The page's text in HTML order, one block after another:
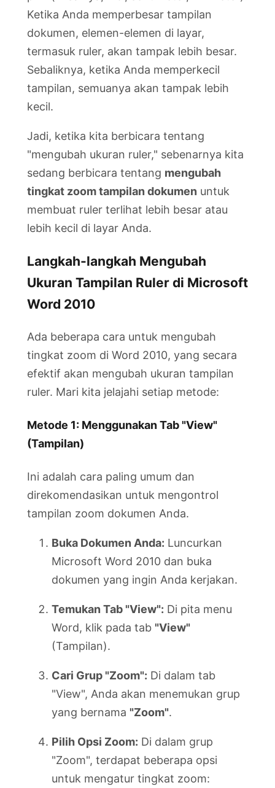
Ketika Anda memperbesar tampilan
dokumen, elemen-elemen di layar,
termasuk ruler, akan tampak lebih besar.
Sebaliknya, ketika Anda memperkecil
tampilan, semuanya akan tampak lebih
kecil.
Jadi, ketika kita berbicara tentang
"mengubah ukuran ruler," sebenarnya kita
sedang berbicara tentang mengubah
tingkat zoom tampilan dokumen untuk
membuat ruler terlihat lebih besar atau
lebih kecil di layar Anda.
Langkah-langkah Mengubah
Ukuran Tampilan Ruler di Microsoft
Word 2010
Ada beberapa cara untuk mengubah
tingkat zoom di Word 2010, yang secara
efektif akan mengubah ukuran tampilan
ruler. Mari kita jelajahi setiap metode:
Metode 1: Menggunakan Tab "View"
(Tampilan)
Ini adalah cara paling umum dan
direkomendasikan untuk mengontrol
tampilan zoom dokumen Anda.
Buka Dokumen Anda: Luncurkan
Microsoft Word 2010 dan buka
dokumen yang ingin Anda kerjakan.
Temukan Tab "View": Di pita menu
Word, klik pada tab "View"
(Tampilan).
Cari Grup "Zoom": Di dalam tab
"View", Anda akan menemukan grup
yang bernama "Zoom".
Pilih Opsi Zoom: Di dalam grup
"Zoom", terdapat beberapa opsi
untuk mengatur tingkat zoom: